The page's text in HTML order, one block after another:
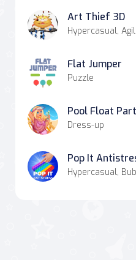
Art Thief 3D
Hypercasual,
Flat Jumper
Puzzle
Pool Float
Dress-up
Pop It
Hypercasual,